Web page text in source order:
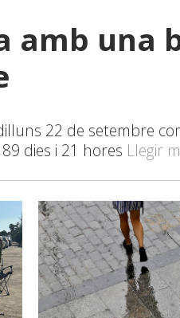
amb una
22 de setembre
dies i 21 hores Llegir